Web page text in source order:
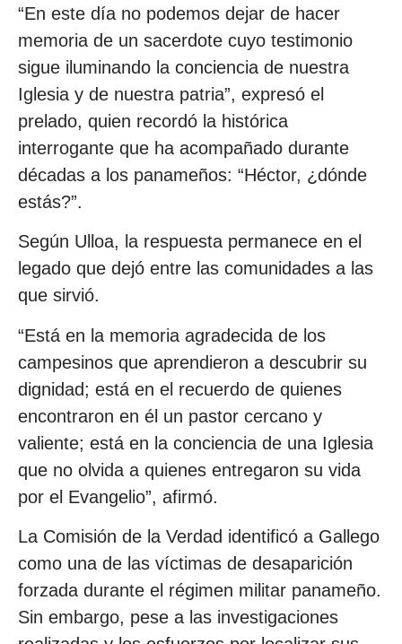
“En este día no podemos dejar de hacer
memoria de un sacerdote cuyo testimonio
sigue iluminando la conciencia de nuestra
Iglesia y de nuestra patria”, expresó el
prelado, quien recordó la histórica
interrogante que ha acompañado durante
décadas a los panameños: “Héctor, ¿dónde
estás?”.
Según Ulloa, la respuesta permanece en el
legado que dejó entre las comunidades a las
que sirvió.
“Está en la memoria agradecida de los
campesinos que aprendieron a descubrir su
dignidad; está en el recuerdo de quienes
encontraron en él un pastor cercano y
valiente; está en la conciencia de una Iglesia
que no olvida a quienes entregaron su vida
por el Evangelio”, afirmó.
La Comisión de la Verdad identificó a Gallego
como una de las víctimas de desaparición
forzada durante el régimen militar panameño.
Sin embargo, pese a las investigaciones